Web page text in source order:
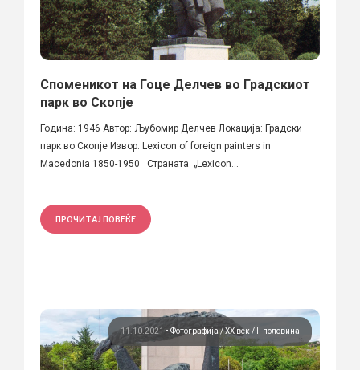
Споменикот на Гоце Делчев во Градскиот
парк во Скопје
Година: 1946 Автор: Љубомир Делчев Локација: Градски
парк во Скопје Извор: Lexicon of foreign painters in
Macedonia 1850-1950 Страната „Lexicon...
ПРОЧИТАЈ ПОВЕЌЕ
11.10.2021 • Фотографија ХХ век / II половина